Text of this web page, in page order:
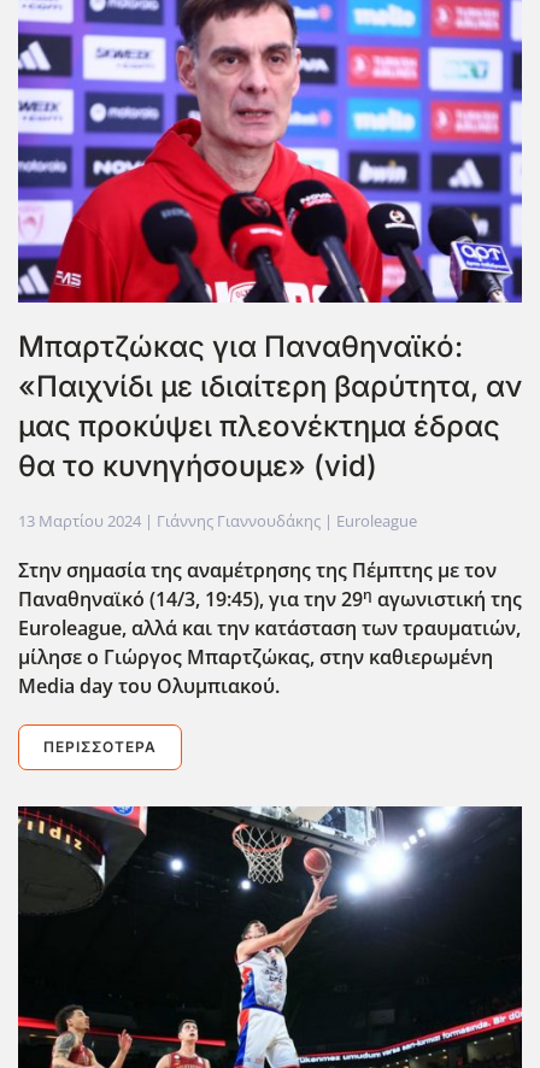
Μπαρτζώκας για Παναθηναϊκό:
«Παιχνίδι με ιδιαίτερη βαρύτητα, αν
μας προκύψει πλεονέκτημα έδρας
θα το κυνηγήσουμε» (vid)
13 Μαρτίου 2024 | Γιάννης Γιαννουδάκης | Euroleague
Στην σημασία της αναμέτρησης της Πέμπτης με τον
Παναθηναϊκό (14/3, 19:45), για την 29η αγωνιστική της
Euroleague, αλλά και την κατάσταση των τραυματιών,
μίλησε ο Γιώργος Μπαρτζώκας, στην καθιερωμένη
Media dayτου Ολυμπιακού.
ΠΕΡΙΣΣΌΤΕΡΑ